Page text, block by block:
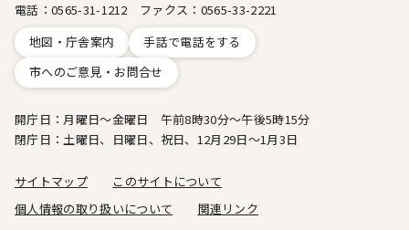
電話：0565-31-1212 ファクス：0565-33-2221
地図・庁舎案内
手話で電話をする
市へのご意見・お問合せ
開庁日：月曜日～金曜日 午前8時30分～午後5時15分
閉庁日：土曜日、日曜日、祝日、12月29日～1月3日
サイトマップ
このサイトについて
個人情報の取り扱いについて
関連リンク